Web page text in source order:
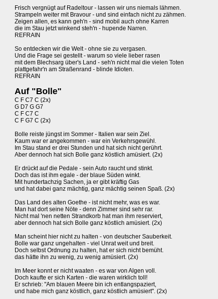
Frisch vergnügt auf Radeltour - lassen wir uns niemals lähmen.
Strampeln weiter mit Bravour - und sind einfach nicht zu zähmen.
Zeigen allen, es kann geh'n - sind mobil auch ohne Karren
die im Stau jetzt winkend steh'n - hupende Narren.
REFRAIN
So entdecken wir die Welt - ohne sie zu vergasen.
Und die Frage sei gestellt - warum so viele lieber rasen
mit dem Blechsarg über's Land - seh'n nicht mal die vielen Toten
plattgefahr'n am Straßenrand - blinde Idioten.
REFRAIN
Auf "Bolle"
C F C7 C (2x)
G D7 G G7
C F C7 C
C F G7 C (2x)
Bolle reiste jüngst im Sommer - Italien war sein Ziel.
Kaum war er angekommen - war ein Verkehrsgewühl.
Im Stau stand er drei Stunden und hat sich nicht gerührt.
Aber dennoch hat sich Bolle ganz köstlich amüsiert. (2x)
Er drückt auf die Pedale - sein Auto raucht und stinkt.
Doch das ist ihm egale - der blaue Süden winkt.
Mit hundertachzig Sachen, ja er gibt kräftig Gas
und hat dabei ganz mächtig, ganz mächtig seinen Spaß. (2x)
Das Land des alten Goethe - ist nicht mehr, was es war.
Man hat dort seine Nöte - denn Zimmer sind sehr rar.
Nicht mal 'nen netten Strandkorb hat man ihm reserviert,
aber dennoch hat sich Bolle ganz köstlich amüsiert. (2x)
Man scheint hier nicht zu halten - von deutscher Sauberkeit.
Bolle war ganz ungehalten - viel Unrat weit und breit.
Doch selbst Ordnung zu halten, hat er sich nicht bemüht.
das hätte ihn zu wenig, zu wenig amüsiert. (2x)
Im Meer konnt er nicht waaten - es war von Algen voll.
Doch kaufte er sich Karten - die waren wirklich toll!
Er schrieb: "Am blauen Meere bin ich entlangspaziert,
und habe mich ganz köstlich, ganz köstlich amüsiert". (2x)